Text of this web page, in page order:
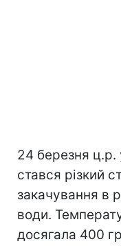
24 березня
стався різкий
закачування в
води.
досягала 400